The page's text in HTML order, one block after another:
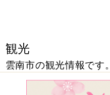
観光
雲南市の観光情報です。